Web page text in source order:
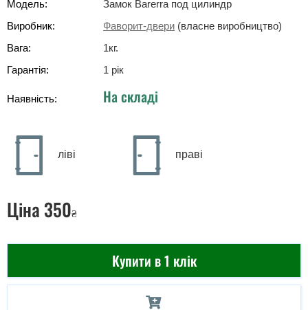
Модель:
Замок Barerra под цилиндр
Виробник:
Фаворит-двери (власне виробництво)
Вага:
1кг.
Гарантія:
1 рік
Наявність: На складі
ліві праві
Ціна 350₴
Купити в 1 клік